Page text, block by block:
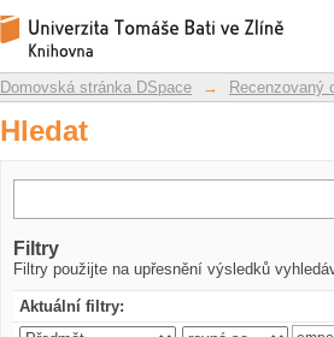
Hledat
Repozitář DSpace/Manakin
Domovská stránka DSpace → Recenzovaný
Hledat
Filtry
Filtry použijte na upřesnění výsledků
Aktuální filtry: